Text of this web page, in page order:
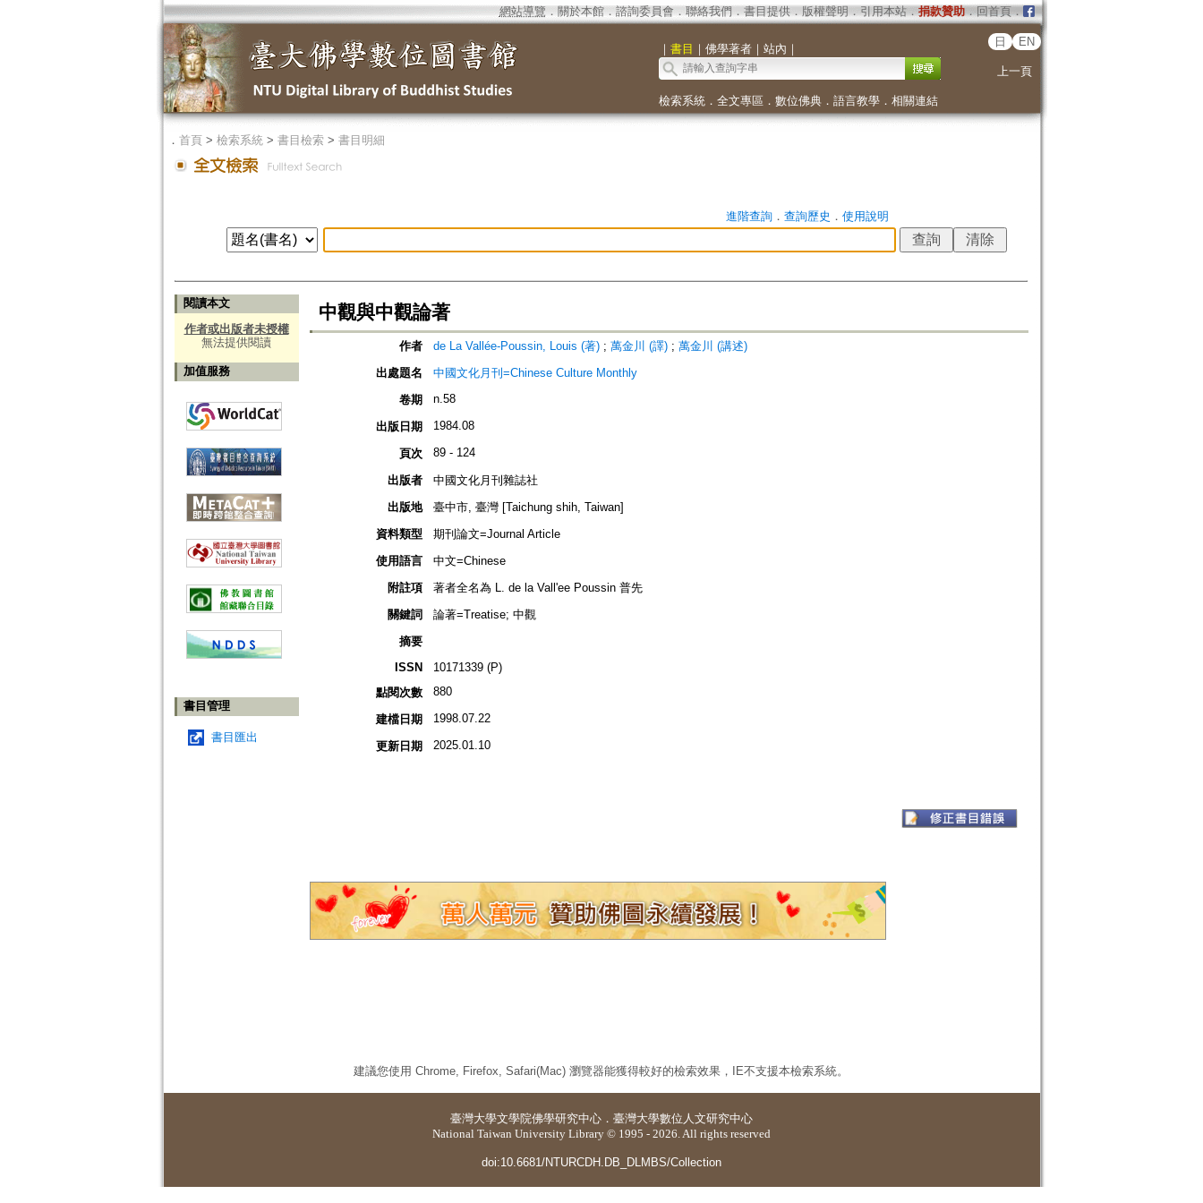
網站導覽 ． 關於本館． 諮詢委員會． 聯絡我們 ． 書目提供． 版權聲明 ． 引用本站． 捐款贊助．回首頁．
｜ 書目 ｜ 佛學著者｜ 站內 ｜
日 EN
上一頁
檢索系統． 全文專區 ． 數位佛典． 語言教學． 相關連結
． 首頁> 檢索系統> 書目檢索> 書目明細
進階查詢． 查詢歷史 ． 使用說明
閱讀本文
作者或出版者未授權
無法提供閱讀
加值服務
書目管理
書目匯出
中觀與中觀論著
作者 de La Vallée-Poussin, Louis (著); 萬金川 (譯); 萬金川 (講述)
出處題名
中國文化月刊=Chinese Culture Monthly
卷期
n.58
出版日期 1984.08
頁次 89 - 124
出版者
中國文化月刊雜誌社
出版地
臺中市, 臺灣 [Taichung shih, Taiwan]
資料類型
期刊論文=Journal Article
使用語言
中文=Chinese
附註項
著者全名為 L. de la Vall'ee Poussin 普先
關鍵詞
論著=Treatise; 中觀
摘要
ISSN
10171339 (P)
點閱次數
880
建檔日期 1998.07.22
更新日期 2025.01.10
建議您使用 Chrome, Firefox, Safari(Mac) 瀏覽器能獲得較好的檢索效果，IE不支援本檢索系統。
臺灣大學文學院佛學研究中心 ． 臺灣大學數位人文研究中心
National Taiwan University Library © 1995 - 2026. All rights reserved
doi:10.6681/NTURCDH.DB_DLMBS/Collection